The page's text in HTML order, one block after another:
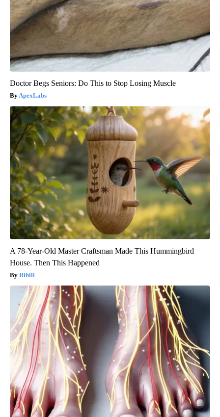
Doctor Begs Seniors: Do This to Stop Losing Muscle
ApexLabs
A 78-Year-Old Master Craftsman Made This Hummingbird
House. Then This Happened
Ribili